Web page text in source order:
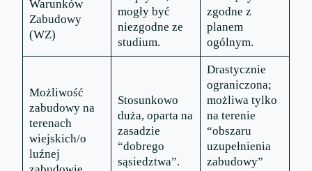
Warunków
Zabudowy
(WZ)
mogły być
niezgodne ze
studium.
zgodne z
planem
ogólnym.
Możliwość
zabudowy na
terenach
wiejskich/o
luźnej
Stosunkowo
duża, oparta na
zasadzie
“dobrego
sąsiedztwa”.
Drastycznie
ograniczona;
możliwa tylko
na terenie
“obszaru
uzupełnienia
zabudowy”